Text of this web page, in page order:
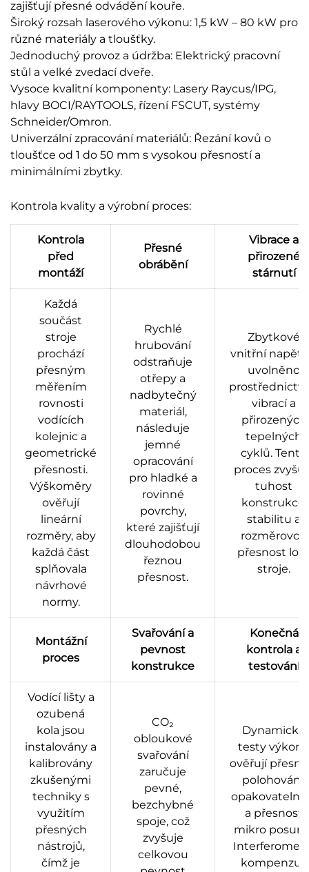
zajišťují přesné odvádění kouře.
Široký rozsah laserového výkonu: 1,5 kW – 80 kW pro
různé materiály a tloušťky.
Jednoduchý provoz a údržba: Elektrický pracovní
stůl a velké zvedací dveře.
Vysoce kvalitní komponenty: Lasery Raycus/IPG,
hlavy BOCI/RAYTOOLS, řízení FSCUT, systémy
Schneider/Omron.
Univerzální zpracování materiálů: Řezání kovů o
tloušťce od 1 do 50 mm s vysokou přesností a
minimálními zbytky.
Kontrola kvality a výrobní proces:
Kontrola
před
montáží
Přesné
obrábění
Vibrace a
přirozené
stárnutí
Každá
součást
stroje
prochází
přesným
měřením
rovnosti
vodících
kolejnic a
geometrické
přesnosti.
Výškoměry
ověřují
lineární
rozměry, aby
každá část
splňovala
návrhové
normy.
Rychlé
hrubování
odstraňuje
otřepy a
nadbytečný
materiál,
následuje
jemné
opracování
pro hladké a
rovinné
povrchy,
které zajišťují
dlouhodobou
řeznou
přesnost.
Zbytkové
vnitřní napětí
uvolněno
vibrací a
přirozených
tepelných
cyklů. Tento
proces
tuhost
konstrukce,
stabilitu a
rozměrovou
přesnost
stroje.
Montážní
proces
Svařování a
pevnost
konstrukce
Konečná
kontrola a
testování
Vodící lišty a
ozubená
kola jsou
instalovány a
kalibrovány
zkušenými
techniky s
využitím
přesných
nástrojů,
čímž je
CO₂
obloukové
svařování
zaručuje
pevné,
bezchybné
spoje, což
zvyšuje
celkovou
Dynamické
testy
ověřují
polohování,
a přesnost
mikro
kompenzují